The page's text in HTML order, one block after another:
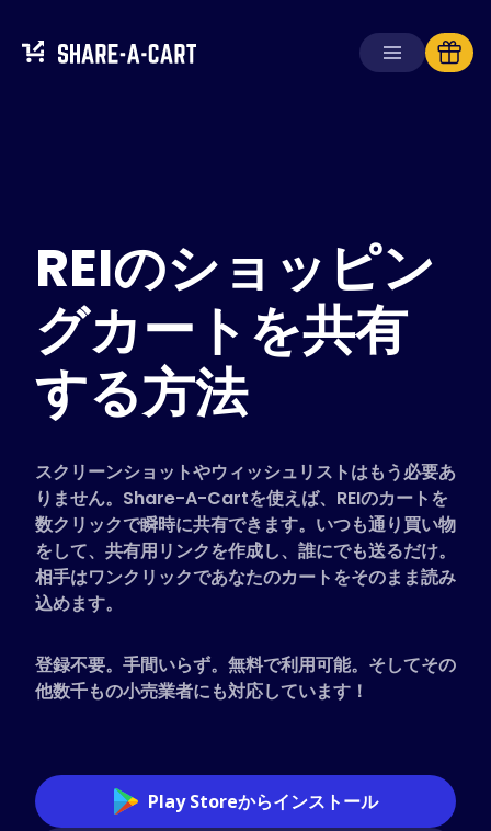
ソリューション
消費者向け
学校向け
企業向け
対応ストア
よくある質問
ハウツーガイド
日本語 (Japanese)
REIのショッピン
グカートを共有
する方法
スクリーンショットやウィッシュリストはもう必要あ
りません。Share-A-Cartを使えば、REIのカートを
数クリックで瞬時に共有できます。いつも通り買い物
をして、共有用リンクを作成し、誰にでも送るだけ。
相手はワンクリックであなたのカートをそのまま読み
込めます。
登録不要。手間いらず。無料で利用可能。そしてその
他数千もの小売業者にも対応しています！
Play Storeからインストール